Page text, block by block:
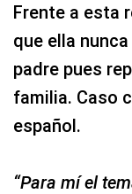
Frente a esta
que ella
padre pues
familia. Caso
español.
“Para mí el